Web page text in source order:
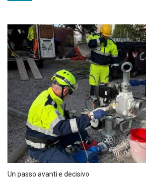
Un passo avanti e decisivo